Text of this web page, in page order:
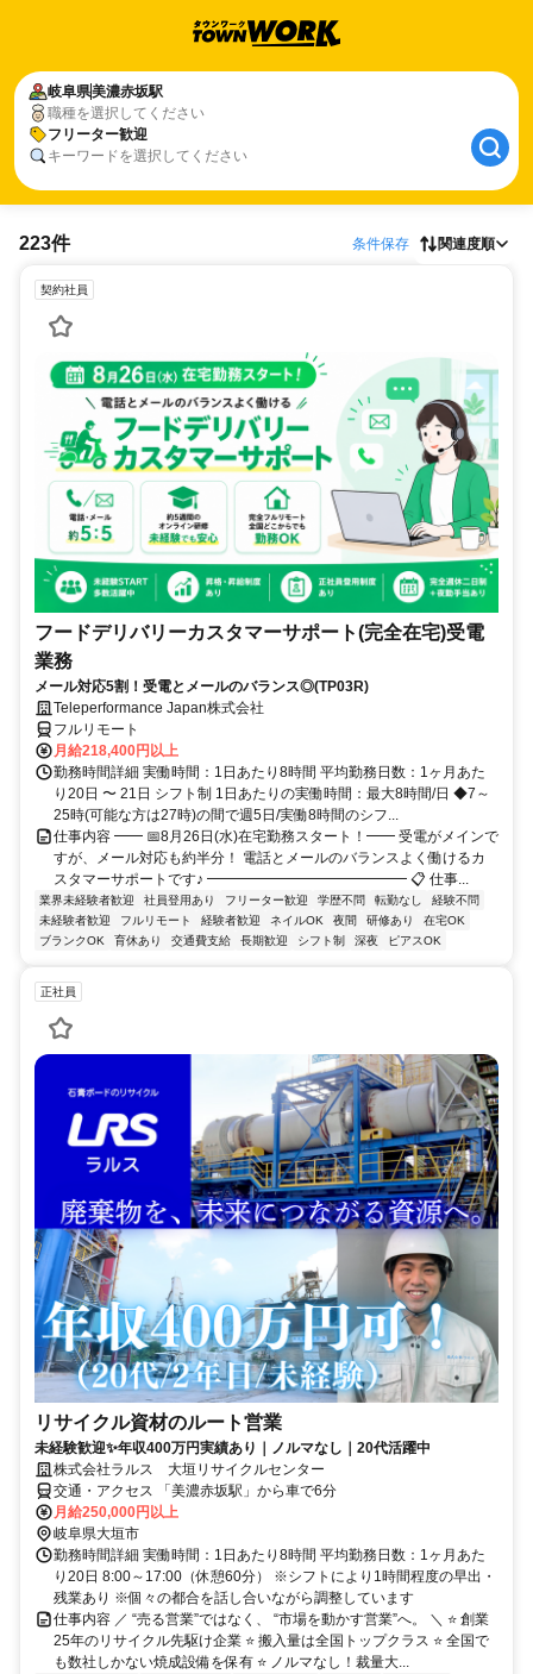
岐阜県美濃赤坂駅
職種を選択してください
フリーター歓迎
キーワードを選択してください
223件 条件保存 関連度順
契約社員
フードデリバリーカスタマーサポート(完全在宅)受電
業務
メール対応5割！受電とメールのバランス◎(TP03R)
Teleperformance Japan株式会社
フルリモート
月給218,400円以上
勤務時間詳細 実働時間：1日あたり8時間 平均勤務日数：1ヶ月あた
り20日 〜 21日 シフト制 1日あたりの実働時間：最大8時間/日 ◆7～
25時(可能な方は27時)の間で週5日/実働8時間のシフ...
仕事内容 ━━ 📅8月26日(水)在宅勤務スタート！━━ 受電がメインで
すが、メール対応も約半分！ 電話とメールのバランスよく働けるカ
スタマーサポートです♪ ━━━━━━━━━━━━━━ 📋 仕事...
業界未経験者歓迎 社員登用あり フリーター歓迎 学歴不問 転勤なし
経験不問
未経験者歓迎
フルリモート 経験者歓迎 ネイルOK 夜間 研修あり
在宅OK
ブランクOK
育休あり 交通費支給 長期歓迎 シフト制 深夜 ピアスOK
正社員
リサイクル資材のルート営業
未経験歓迎✨年収400万円実績あり｜ノルマなし｜20代活躍中
株式会社ラルス 大垣リサイクルセンター
交通・アクセス 「美濃赤坂駅」から車で6分
月給250,000円以上
岐阜県大垣市
勤務時間詳細 実働時間：1日あたり8時間 平均勤務日数：1ヶ月あた
り20日 8:00～17:00（休憩60分） ※シフトにより1時間程度の早出・
残業あり ※個々の都合を話し合いながら調整しています
仕事内容 ／ “売る営業”ではなく、 “市場を動かす営業”へ。 ＼ ⭐ 創業
25年のリサイクル先駆け企業 ⭐ 搬入量は全国トップクラス ⭐ 全国で
も数社しかない焼成設備を保有 ⭐ ノルマなし！裁量大...